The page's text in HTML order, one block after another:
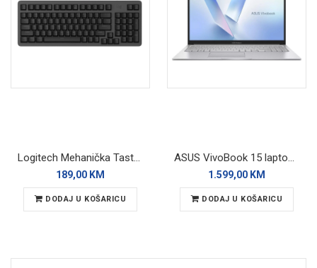
Logitech Mehanička Tastatura K868 Wireless
189,00 KM
DODAJ U KOŠARICU
ASUS VivoBook 15 laptop X1504VA-BQ4271W
1.599,00 KM
DODAJ U KOŠARICU